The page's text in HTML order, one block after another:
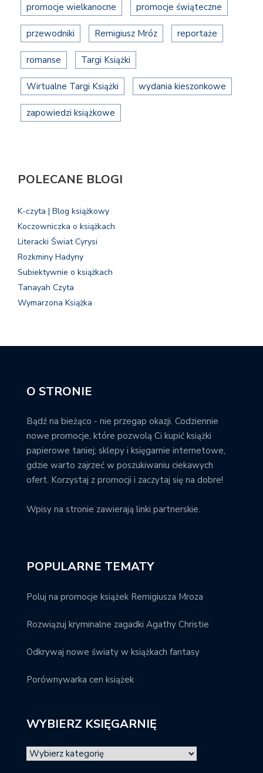
promocje wielkanocne promocje świąteczne
przewodniki Remigiusz Mróz reportaże
romanse Targi Książki
Wirtualne Targi Książki wydania kieszonkowe
zapowiedzi książkowe
POLECANE BLOGI
K-czyta | Blog książkowy
Koczowniczka o książkach
Literacki Świat Cyrysi
Rozkminy Hadyny
Subiektywnie o książkach
Tanayah Czyta
Wymarzona Książka
O STRONIE
Bądź na bieżąco - nie przegap okazji. Codziennie
nowe promocje, które pozwolą Ci kupić książki
papierowe taniej; sklepy i księgarnie internetowe,
gdzie warto zajrzeć w poszukiwaniu ciekawych
ofert. Korzystaj z promocji i zaczytaj się na dobre!
Wpisy na stronie zawierają linki partnerskie.
POPULARNE TEMATY
Poluj na promocje książek Remigiusza Mroza
Rozwiązuj kryminalne zagadki Agathy Christie
Odkrywaj nowe światy w książkach fantasy
Porównywarka cen książek
WYBIERZ KSIĘGARNIĘ